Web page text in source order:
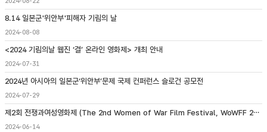
8.14 일본군'위안부'피해자 기림의 날
2024-08-08
<2024 기림의날 웹진 ‘결’ 온라인 영화제> 개최 안내
2024-07-31
2024년 아시아의 일본군‘위안부’문제 국제 컨퍼런스 슬로건 공모전
2024-07-29
제2회 전쟁과여성영화제 (The 2nd Women of War Film Festival, WoWFF 2024) 개최 안내
2024-06-14